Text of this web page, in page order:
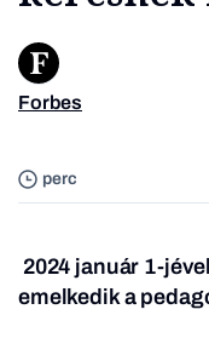
perc
Forbes
2024 január 1-
emelkedik a